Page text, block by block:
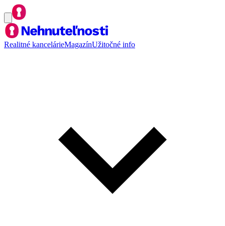
Realitné kancelárieMagazínUžitočné info